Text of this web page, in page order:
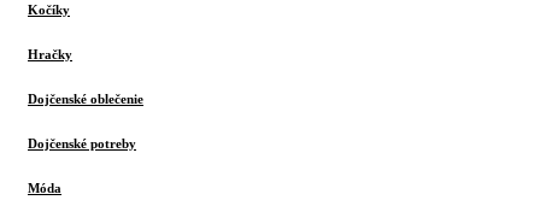
Kočíky
Hračky
Dojčenské oblečenie
Dojčenské potreby
Móda